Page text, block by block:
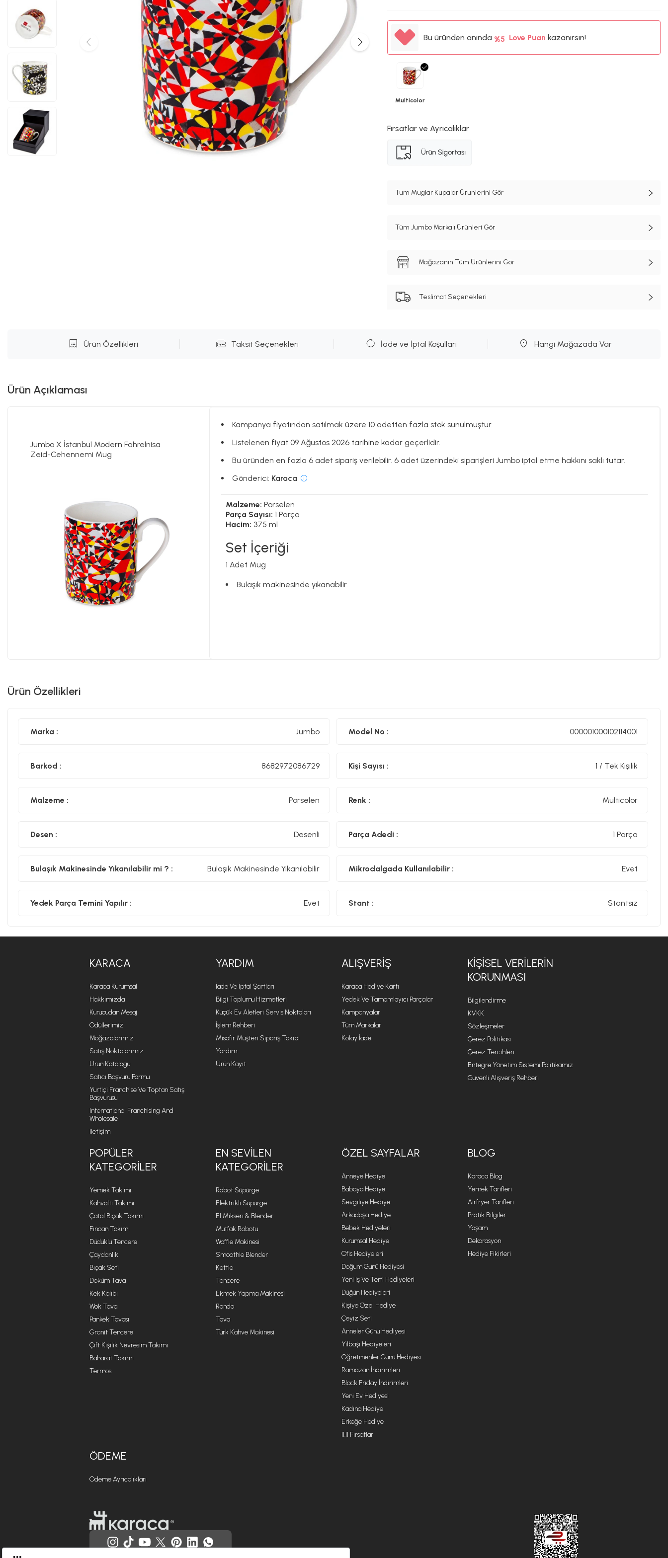
Bu üründen anında %5
%5
Love Puankazanırsın!
Multicolor
Fırsatlar ve Ayrıcalıklar
Tüm Muglar Kupalar Ürünlerini Gör
Tüm Jumbo Markalı Ürünleri Gör
Mağazanın Tüm Ürünlerini Gör
Teslimat Seçenekleri
Ürün Özellikleri Taksit Seçenekleri İade ve İptal Koşulları Hangi Mağazada Var
Ürün Açıklaması
Jumbo X İstanbul Modern Fahrelnisa
Zeid-Cehennemi Mug
Kampanya fiyatından satılmak üzere 10 adetten fazla stok sunulmuştur.
Listelenen fiyat 09 Ağustos 2026 tarihine kadar geçerlidir.
Bu üründen en fazla 6 adet sipariş verilebilir. 6 adet üzerindeki siparişleri Jumbo iptal etme hakkını saklı tutar.
Gönderici: Karaca
Malzeme:Porselen
Parça Sayısı:1 Parça
Hacim: 375 ml
Set İçeriği
1 Adet Mug
Bulaşık makinesinde yıkanabilir.
Ürün Özellikleri
Marka : Jumbo Model No : 000001000102114001
Barkod : 8682972086729 Kişi Sayısı : 1 / Tek Kişilik
Malzeme : Porselen Renk : Multicolor
Desen : Desenli Parça Adedi : 1 Parça
Bulaşık Makinesinde Yıkanılabilir mi ? : Bulaşık Makinesinde Yıkanılabilir Mikrodalgada Kullanılabilir : Evet
Yedek Parça Temini Yapılır : Evet Stant : Stantsız
KARACA
Karaca Kurumsal
Hakkımızda
Kurucudan Mesaj
Ödüllerimiz
Mağazalarımız
Satış Noktalarımız
Ürün Katalogu
Satıcı Başvuru Formu
Yurtiçi Franchise Ve Toptan Satış
Başvurusu
International Franchising And
Wholesale
İletişim
YARDIM
İade Ve İptal Şartları
Bilgi Toplumu Hizmetleri
Küçük Ev Aletleri Servis Noktaları
İşlem Rehberi
Misafir Müşteri Sipariş Takibi
Yardım
Ürün Kayıt
ALIŞVERIŞ
Karaca Hediye Kartı
Yedek Ve Tamamlayıcı Parçalar
Kampanyalar
Tüm Markalar
Kolay İade
KIŞISEL VERILERIN
KORUNMASI
Bilgilendirme
KVKK
Sözleşmeler
Çerez Politikası
Çerez Tercihleri
Entegre Yönetim Sistemi Politikamız
Güvenli Alışveriş Rehberi
POPÜLER
KATEGORILER
Yemek Takımı
Kahvaltı Takımı
Çatal Bıçak Takımı
Fincan Takımı
Düdüklü Tencere
Çaydanlık
Bıçak Seti
Döküm Tava
Kek Kalıbı
Wok Tava
Pankek Tavası
Granit Tencere
Çift Kişilik Nevresim Takımı
Baharat Takımı
Termos
EN SEVILEN
KATEGORILER
Robot Süpürge
Elektrikli Süpürge
El Mikseri & Blender
Mutfak Robotu
Waffle Makinesi
Smoothie Blender
Kettle
Tencere
Ekmek Yapma Makinesi
Rondo
Tava
Türk Kahve Makinesi
ÖZEL SAYFALAR
Anneye Hediye
Babaya Hediye
Sevgiliye Hediye
Arkadaşa Hediye
Bebek Hediyeleri
Kurumsal Hediye
Ofis Hediyeleri
Doğum Günü Hediyesi
Yeni Iş Ve Terfi Hediyeleri
Düğün Hediyeleri
Kişiye Özel Hediye
Çeyiz Seti
Anneler Günü Hediyesi
Yılbaşı Hediyeleri
Öğretmenler Günü Hediyesi
Ramazan İndirimleri
Black Friday İndirimleri
Yeni Ev Hediyesi
Kadına Hediye
Erkeğe Hediye
11.11 Fırsatlar
BLOG
Karaca Blog
Yemek Tarifleri
Airfryer Tarifleri
Pratik Bilgiler
Yaşam
Dekorasyon
Hediye Fikirleri
ÖDEME
Ödeme Ayrıcalıkları